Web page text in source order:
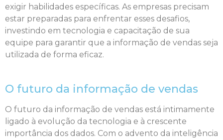
exigir habilidades específicas. As empresas precisam
estar preparadas para enfrentar esses desafios,
investindo em tecnologia e capacitação de sua
equipe para garantir que a informação de vendas seja
utilizada de forma eficaz.
O futuro da informação de vendas
O futuro da informação de vendas está intimamente
ligado à evolução da tecnologia e à crescente
importância dos dados. Com o advento da inteligência